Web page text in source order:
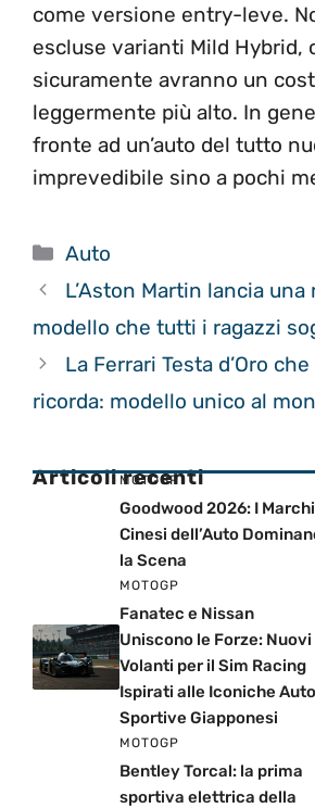
come versione entry-leve.
escluse varianti Mild Hybrid,
sicuramente avranno un
leggermente più alto. In
fronte ad un’auto del tutto
imprevedibile sino a pochi
Categorie
Auto
L’Aston Martin lancia una
modello che tutti i ragazzi
La Ferrari Testa d’Oro
ricorda: modello unico al
Articoli recenti
MOTOGP
Goodwood 2026: I Marchi
Cinesi dell’Auto
la Scena
MOTOGP
Fanatec e Nissan
Uniscono le Forze: Nuovi
Volanti per il Sim Racing
Ispirati alle Iconiche Auto
Sportive Giapponesi
MOTOGP
Bentley Torcal: la prima
sportiva elettrica della